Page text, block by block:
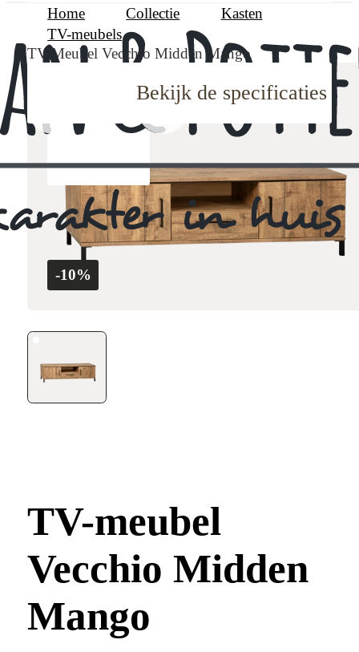
Home Collectie
Kasten
TV-meubels
TV-Meubel Vecchio Midden Mango
-10%
Bekijk de specificaties
TV-meubel
Vecchio Midden
Mango